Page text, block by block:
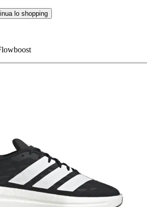
lo shopping